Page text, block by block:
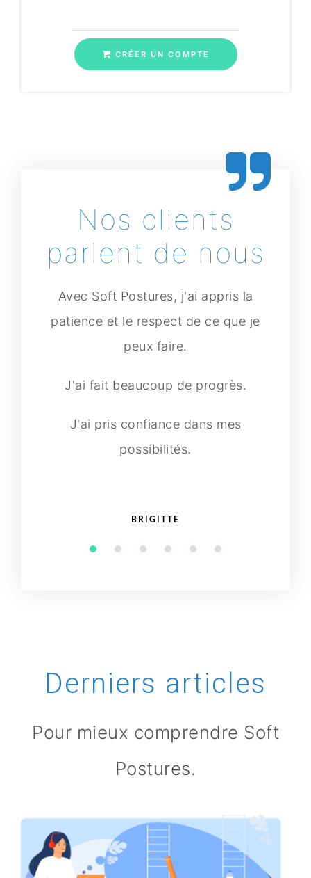
CRÉER UN COMPTE
Nos clients
parlent de nous
Avec Soft Postures, j'ai appris la
patience et le respect de ce que je
peux faire.
J'ai fait beaucoup de progrès.
J'ai pris confiance dans mes
possibilités.
BRIGITTE
Derniers articles
Pour mieux comprendre Soft
Postures.